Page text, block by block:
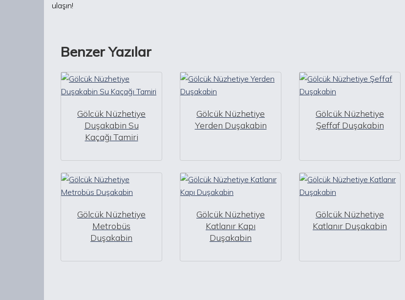
ulaşın!
Benzer Yazılar
Gölcük Nüzhetiye
Duşakabin Su
Kaçağı Tamiri
Gölcük Nüzhetiye
Yerden Duşakabin
Gölcük Nüzhetiye
Şeffaf Duşakabin
Gölcük Nüzhetiye
Metrobüs
Duşakabin
Gölcük Nüzhetiye
Katlanır Kapı
Duşakabin
Gölcük Nüzhetiye
Katlanır Duşakabin